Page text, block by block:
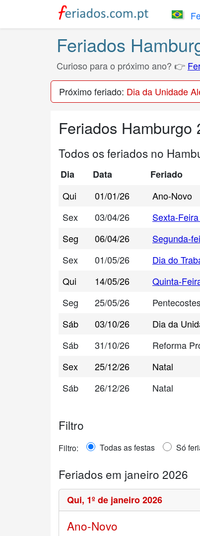
Feriados
Curioso para o próximo ano? 👉
Próximo feriado: Dia da Unidade
Feriados Hamburgo
Todos os feriados no
Dia Data Feriado
Qui
01/01/26 Ano-Novo
Sex 03/04/26 Sexta-
Seg 06/04/26 Segunda-
Sex 01/05/26 Dia do
Qui 14/05/26 Quinta-
Seg 25/05/26
Sáb 03/10/26 Dia da
Sáb
31/10/26 Reforma
Sex
25/12/26 Natal
Sáb 26/12/26 Natal
Filtro
Filtro: Todas as festas Só
Feriados em janeiro 2026
Qui, 1º de janeiro 2026
Ano-Novo